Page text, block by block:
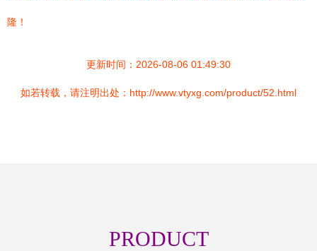
隆！
更新时间：2026-08-06 01:49:30
如若转载，请注明出处：http://www.vtyxg.com/product/52.html
PRODUCT